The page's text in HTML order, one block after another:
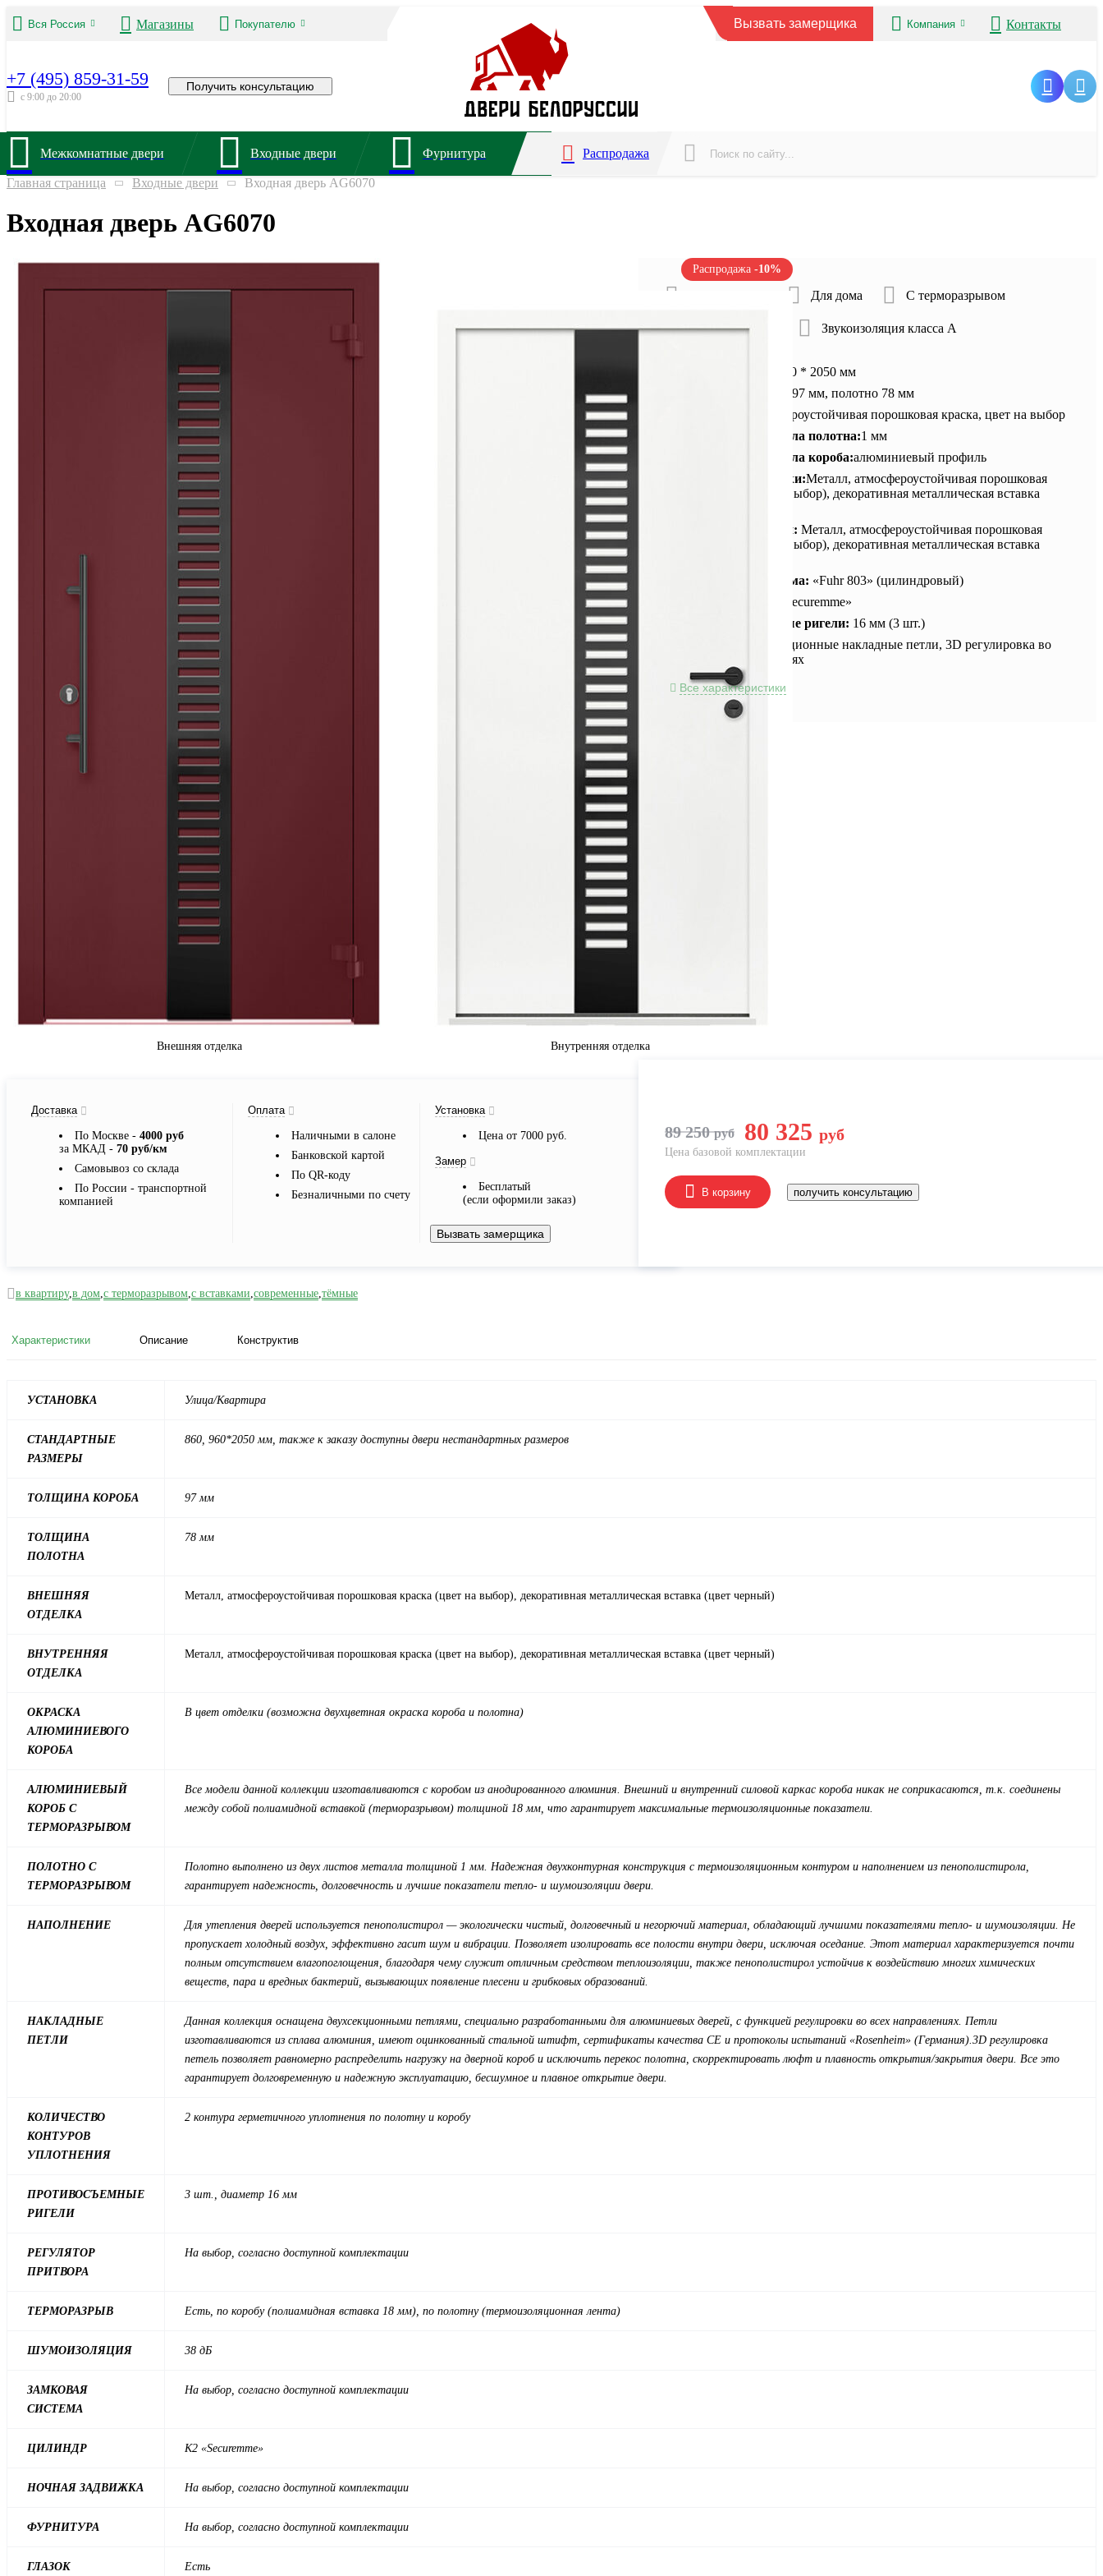
Вся Россия Магазины Покупателю Вызвать замерщика Компания Контакты
+7 (495) 859-31-59
с 9:00 до 20:00
Получить консультацию
Межкомнатные двери Входные двери Фурнитура Распродажа
Главная страница Входные двери Входная дверь AG6070
Входная дверь AG6070
Внешняя отделка
Распродажа -10%
Внутренняя отделка
Доставка
По Москве - 4000 руб
за МКАД - 70 руб/км
Самовывоз со склада
По России - транспортной
компанией
Оплата
Наличными в салоне
Банковской картой
По QR-коду
Безналичными по счету
Установка
Цена от 7000 руб.
Замер
Бесплатый
(если оформили заказ)
Вызвать замерщика
Для дома С терморазрывом
2 года гарантии Звукоизоляция класса А
860,960 * 2050 мм
короб 97 мм, полотно 78 мм
атмосфероустойчивая порошковая краска, цвет на выбор
Толщина металла полотна:1 мм
Толщина металла короба:алюминиевый профиль
Отделка снаружи:Металл, атмосфероустойчивая порошковая
краска (цвет на выбор), декоративная металлическая вставка
Отделка внутри:Металл, атмосфероустойчивая порошковая
краска (цвет на выбор), декоративная металлическая вставка
Замковая система: «Fuhr 803» (цилиндровый)
K2 «Securemme»
Противосъемные ригели: 16 мм (3 шт.)
Двухсекционные накладные петли, 3D регулировка во
всех направлениях
Все характеристики
89 250 руб 80 325 руб
Цена базовой комплектации
В корзину получить консультацию
в квартиру,в дом,с терморазрывом,с вставками,современные,тёмные
Характеристики Описание Конструктив
УСТАНОВКА Улица/Квартира
СТАНДАРТНЫЕ
РАЗМЕРЫ
860, 960*2050 мм, также к заказу доступны двери нестандартных размеров
ТОЛЩИНА КОРОБА 97 мм
ТОЛЩИНА
ПОЛОТНА
78 мм
ВНЕШНЯЯ
ОТДЕЛКА
Металл, атмосфероустойчивая порошковая краска (цвет на выбор), декоративная металлическая вставка (цвет черный)
ВНУТРЕННЯЯ
ОТДЕЛКА
Металл, атмосфероустойчивая порошковая краска (цвет на выбор), декоративная металлическая вставка (цвет черный)
ОКРАСКА
АЛЮМИНИЕВОГО
КОРОБА
В цвет отделки (возможна двухцветная окраска короба и полотна)
АЛЮМИНИЕВЫЙ
КОРОБ С
ТЕРМОРАЗРЫВОМ
Все модели данной коллекции изготавливаются с коробом из анодированного алюминия. Внешний и внутренний силовой каркас короба никак не соприкасаются, т.к. соединены
между собой полиамидной вставкой (терморазрывом) толщиной 18 мм, что гарантирует максимальные термоизоляционные показатели.
ПОЛОТНО С
ТЕРМОРАЗРЫВОМ
Полотно выполнено из двух листов металла толщиной 1 мм. Надежная двухконтурная конструкция с термоизоляционным контуром и наполнением из пенополистирола,
гарантирует надежность, долговечность и лучшие показатели тепло- и шумоизоляции двери.
НАПОЛНЕНИЕ
Для утепления дверей используется пенополистирол — экологически чистый, долговечный и негорючий материал, обладающий лучшими показателями тепло- и шумоизоляции. Не
пропускает холодный воздух, эффективно гасит шум и вибрации. Позволяет изолировать все полости внутри двери, исключая оседание. Этот материал характеризуется почти
полным отсутствием влагопоглощения, благодаря чему служит отличным средством теплоизоляции, также пенополистирол устойчив к воздействию многих химических
веществ, пара и вредных бактерий, вызывающих появление плесени и грибковых образований.
НАКЛАДНЫЕ
ПЕТЛИ
Данная коллекция оснащена двухсекционными петлями, специально разработанными для алюминиевых дверей, с функцией регулировки во всех направлениях. Петли
изготавливаются из сплава алюминия, имеют оцинкованный стальной штифт, сертификаты качества СЕ и протоколы испытаний «Rosenheim» (Германия).3D регулировка
петель позволяет равномерно распределить нагрузку на дверной короб и исключить перекос полотна, скорректировать люфт и плавность открытия/закрытия двери. Все это
гарантирует долговременную и надежную эксплуатацию, бесшумное и плавное открытие двери.
КОЛИЧЕСТВО
КОНТУРОВ
УПЛОТНЕНИЯ
2 контура герметичного уплотнения по полотну и коробу
ПРОТИВОСЪЕМНЫЕ
РИГЕЛИ
3 шт., диаметр 16 мм
РЕГУЛЯТОР
ПРИТВОРА
На выбор, согласно доступной комплектации
ТЕРМОРАЗРЫВ Есть, по коробу (полиамидная вставка 18 мм), по полотну (термоизоляционная лента)
ШУМОИЗОЛЯЦИЯ 38 дБ
ЗАМКОВАЯ
СИСТЕМА
На выбор, согласно доступной комплектации
ЦИЛИНДР К2 «Securemme»
НОЧНАЯ ЗАДВИЖКА На выбор, согласно доступной комплектации
ФУРНИТУРА На выбор, согласно доступной комплектации
ГЛАЗОК Есть